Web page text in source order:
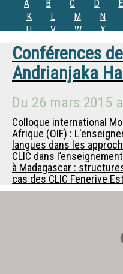
A B C D E
K
L M N
U
V W X
Conférences de
Andrianjaka
Du 26 mars 2015
Colloque international
Afrique (OIF) :
langues dans les
CLIC dans
à Madagascar :
cas des CLIC Fenerive